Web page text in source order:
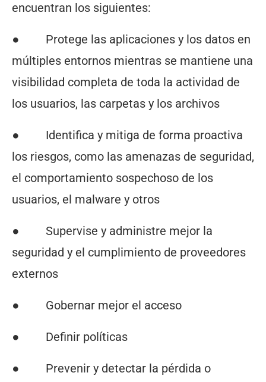
encuentran los siguientes:
● Protege las aplicaciones y los datos en
múltiples entornos mientras se mantiene una
visibilidad completa de toda la actividad de
los usuarios, las carpetas y los archivos
● Identifica y mitiga de forma proactiva
los riesgos, como las amenazas de seguridad,
el comportamiento sospechoso de los
usuarios, el malware y otros
● Supervise y administre mejor la
seguridad y el cumplimiento de proveedores
externos
● Gobernar mejor el acceso
● Definir políticas
● Prevenir y detectar la pérdida o